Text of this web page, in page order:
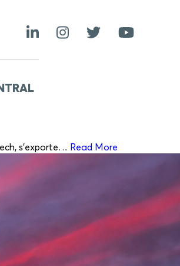
s’exporte… Read More